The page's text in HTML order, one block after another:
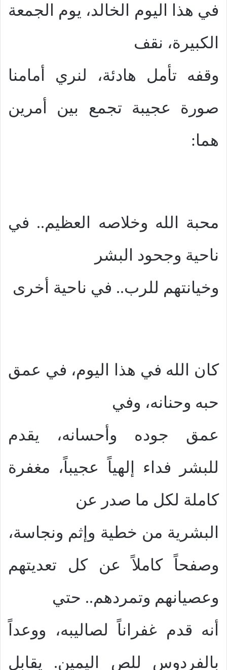
في هذا اليوم الخالد، يوم الجمعة
الكبيرة، نقف
وقفه تأمل هادئة، لنري أمامنا
صورة عجيبة تجمع بين أمرين
هما:
محبة الله وخلاصه العظيم.. في
ناحية وجحود البشر
وخيانتهم للرب.. في ناحية أخرى
كان الله في هذا اليوم، في عمق
حبه وحنانه، وفي
عمق جوده وأحسانه، يقدم
للبشر فداء إلهياً عجيباً، مغفرة
كاملة لكل ما صدر عن
البشرية من خطية وإثم ونجاسة،
وصفحاً كاملاً عن كل تعديتهم
وعصيانهم وتمردهم.. حتي
أنه قدم غفراناً لصاليبه، ووعداً
بالفردوس للص اليمين. يقابل